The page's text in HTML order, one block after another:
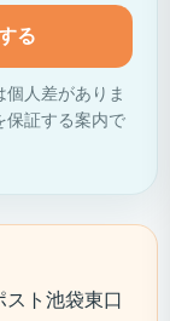
る
人差がありま
保証する案内で
スト池袋東口